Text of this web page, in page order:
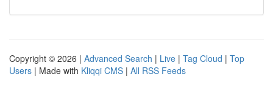
Copyright © 2026 | Advanced Search | Live | Tag Cloud | Top
Users | Made with Kliqqi CMS | All RSS Feeds